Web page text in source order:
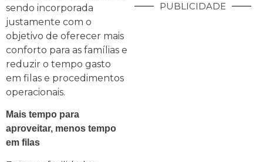
sendo incorporada
justamente com o
objetivo de oferecer mais
conforto para as famílias e
reduzir o tempo gasto
em filas e procedimentos
operacionais.
Mais tempo para
aproveitar, menos tempo
em filas
PUBLICIDADE